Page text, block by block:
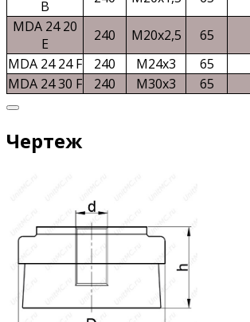
B
MDA 24 20
E
240 M20x2,5 65
MDA 24 24 F
240 M24x3 65
MDA 24 30 F
240 M30x3 65
Чертеж